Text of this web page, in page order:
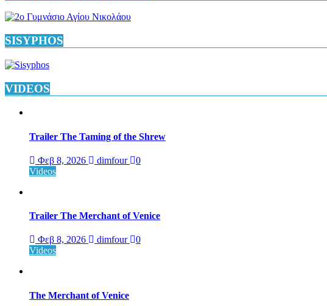
SISYPHOS
VIDEOS
Trailer The Taming of the Shrew
Φεβ 8, 2026 dimfour
0
Videos
Trailer The Merchant of Venice
Φεβ 8, 2026 dimfour
0
Videos
The Merchant of Venice